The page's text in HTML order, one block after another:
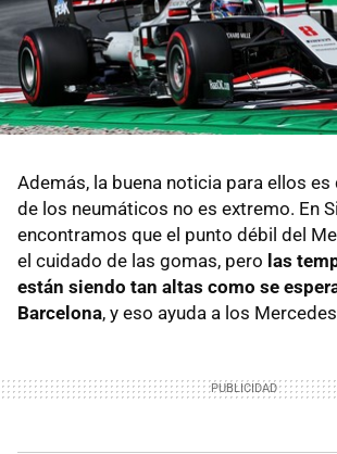
Además, la buena noticia para ellos
de los neumáticos no es extremo. En
encontramos que el punto débil del
el cuidado de las gomas, pero las
están siendo tan altas como se
Barcelona, y eso ayuda a los